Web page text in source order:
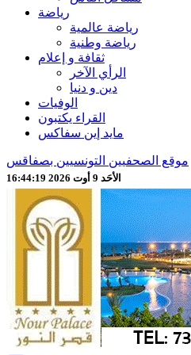
رياضة
رياضة عالمية
رياضة وطنية
ثقافة و إعلام
الرأي الآخر
دين و دنيا
الوفيات
القراء يكتبون
مايد إين سفاكس
موقع الصحفيين التونسيين بصفاقس
الأحَد 9 أوت 2026 16:44:21